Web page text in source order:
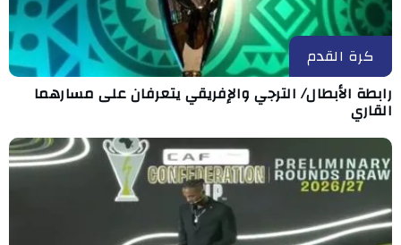
كرة القدم
رابطة الأبطال/ الترجي والإفريقي يتعرفان على مسارهما
القاري